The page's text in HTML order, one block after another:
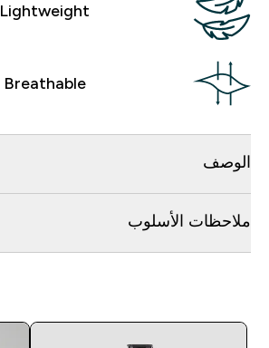
Lightweight
Breathable
الوصف
ملاحظات الأسلوب